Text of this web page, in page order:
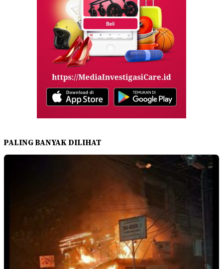
PALING BANYAK DILIHAT